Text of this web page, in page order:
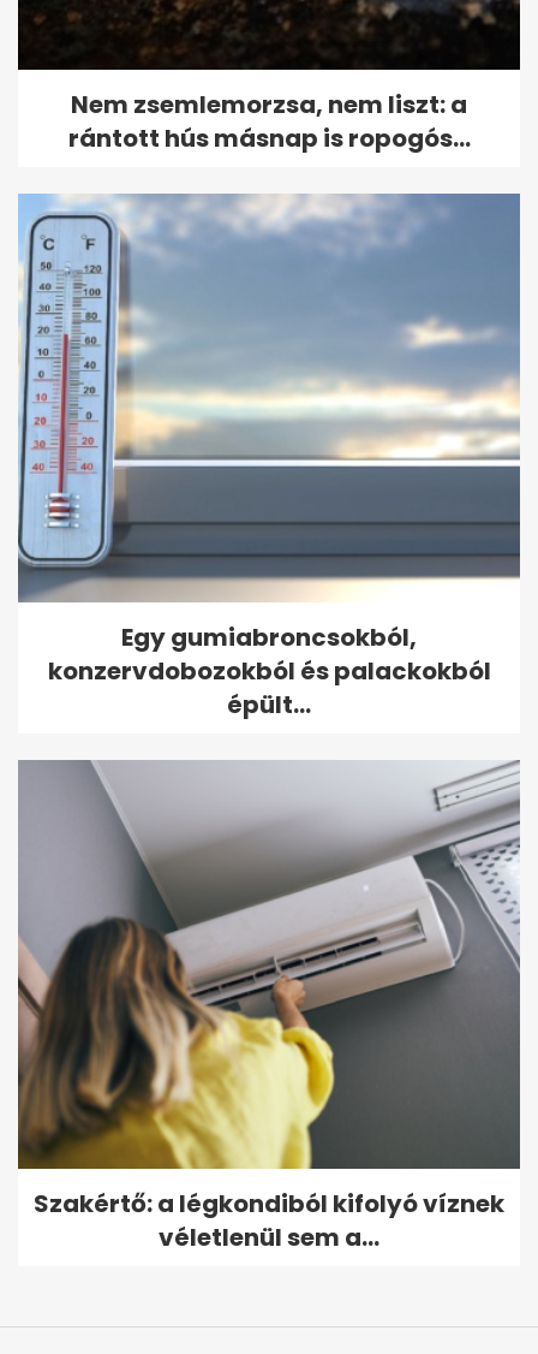
Nem zsemlemorzsa, nem liszt: a
rántott hús másnap is ropogós...
Egy gumiabroncsokból,
konzervdobozokból és palackokból
épült...
Szakértő: a légkondiból kifolyó víznek
véletlenül sem a...